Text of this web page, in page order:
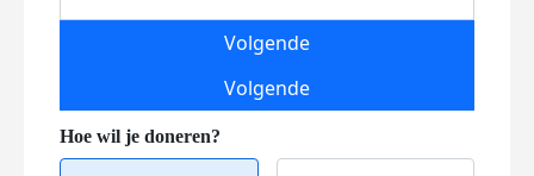
Volgende
Volgende